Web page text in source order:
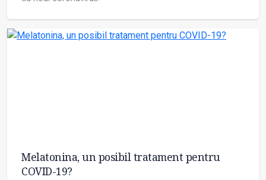
Melatonina, un posibil tratament pentru
COVID-19?